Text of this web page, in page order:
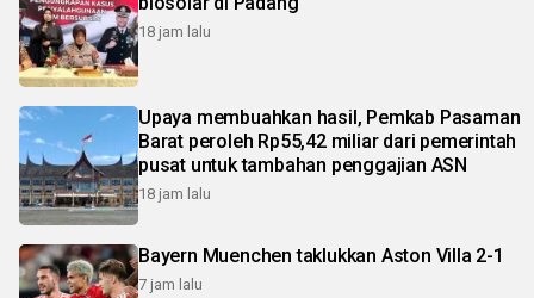
18 jam lalu
Upaya membuahkan hasil, Pemkab Pasaman
Barat peroleh Rp55,42 miliar dari pemerintah
pusat untuk tambahan penggajian ASN
18 jam lalu
Bayern Muenchen taklukkan Aston Villa 2-1
7 jam lalu